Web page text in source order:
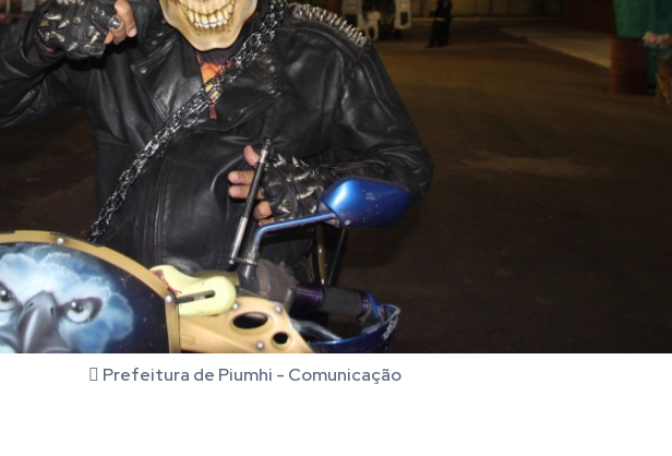
Prefeitura de Piumhi - Comunicação